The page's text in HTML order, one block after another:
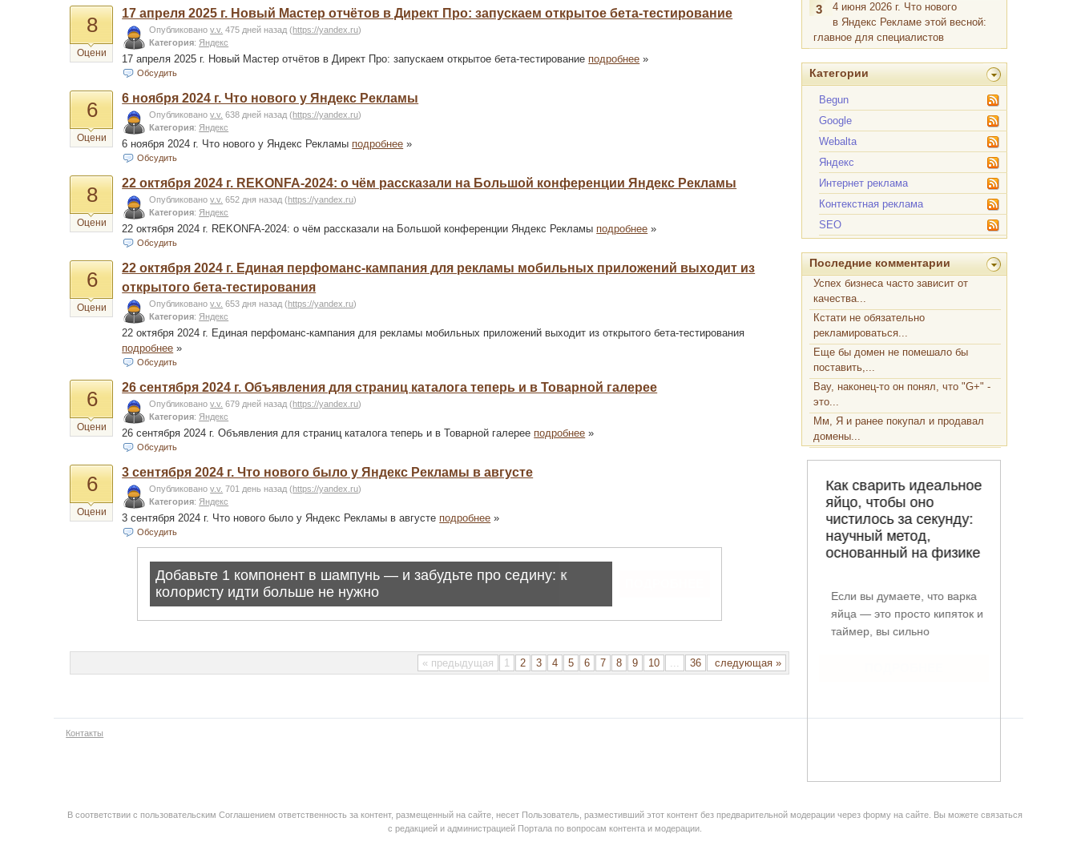
8
Оцени
17 апреля 2025 г. Новый Мастер отчётов в Директ Про: запускаем открытое бета-тестирование
Опубликованоv.v. 475 дней назад(https://yandex.ru)
Категория: Яндекс
17 апреля 2025 г. Новый Мастер отчётов в Директ Про: запускаем открытое бета-тестирование подробнее »
Обсудить
6
Оцени
6 ноября 2024 г. Что нового у Яндекс Рекламы
Опубликованоv.v. 638 дней назад(https://yandex.ru)
Категория: Яндекс
6 ноября 2024 г. Что нового у Яндекс Рекламы подробнее »
Обсудить
8
Оцени
22 октября 2024 г. REKONFA-2024: о чём рассказали на Большой конференции Яндекс Рекламы
Опубликованоv.v. 652 дня назад(https://yandex.ru)
Категория: Яндекс
22 октября 2024 г. REKONFA-2024: о чём рассказали на Большой конференции Яндекс Рекламы подробнее »
Обсудить
6
Оцени
22 октября 2024 г. Единая перфоманс-кампания для рекламы мобильных приложений выходит из
открытого бета-тестирования
Опубликованоv.v. 653 дня назад(https://yandex.ru)
Категория: Яндекс
22 октября 2024 г. Единая перфоманс-кампания для рекламы мобильных приложений выходит из открытого бета-тестирования
подробнее »
Обсудить
6
Оцени
26 сентября 2024 г. Объявления для страниц каталога теперь и в Товарной галерее
Опубликованоv.v. 679 дней назад( https://yandex.ru)
Категория: Яндекс
26 сентября 2024 г. Объявления для страниц каталога теперь и в Товарной галерее подробнее »
Обсудить
6
Оцени
3 сентября 2024 г. Что нового было у Яндекс Рекламы в августе
Опубликованоv.v. 701 день назад( https://yandex.ru)
Категория: Яндекс
3 сентября 2024 г. Что нового было у Яндекс Рекламы в августе подробнее »
Обсудить
« предыдущая 1 2 3 4 5 6 7 8 9 10 ... 36 следующая »
3
4 июня 2026 г. Что нового
в Яндекс Рекламе этой весной:
главное для специалистов
Категории
Begun
Google
Webalta
Яндекс
Интернет реклама
Контекстная реклама
SEO
Последние комментарии
Успех бизнеса часто зависит от
качества...
Кстати не обязательно
рекламироваться...
Еще бы домен не помешало бы
поставить,...
Вау, наконец-то он понял, что "G+" -
это...
Мм, Я и ранее покупал и продавал
домены...
Контакты
В соответствии с пользовательским Соглашением ответственность за контент, размещенный на сайте, несет Пользователь, разместивший этот контент без предварительной модерации через форму на сайте. Вы можете связаться
с редакцией и администрацией Портала по вопросам контента и модерации.